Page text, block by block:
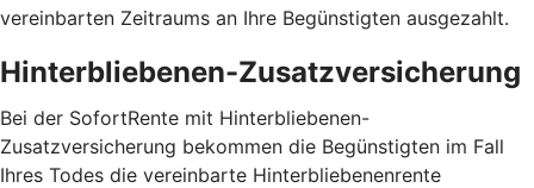
vereinbarten Zeitraums an Ihre Begünstigten ausgezahlt.
Hinterbliebenen-Zusatzversicherung
Bei der SofortRente mit Hinterbliebenen-
Zusatzversicherung bekommen die Begünstigten im Fall
Ihres Todes die vereinbarte Hinterbliebenenrente